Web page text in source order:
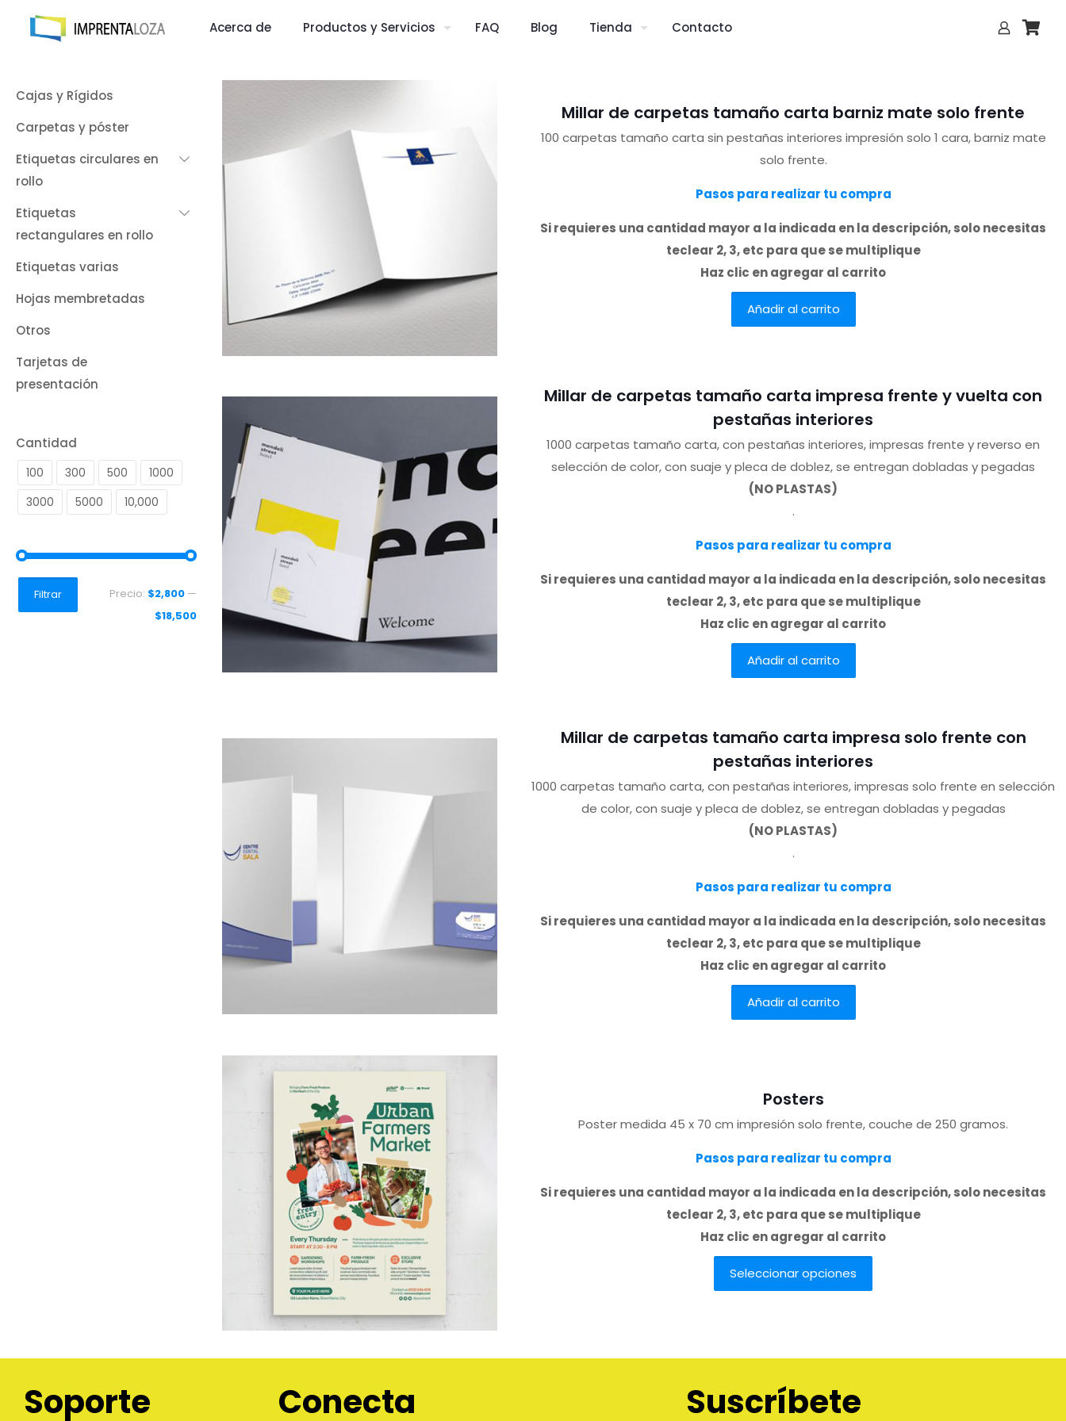
Acerca de Productos y Servicios FAQ Blog Tienda Contacto
Millar de carpetas tamaño carta barniz mate solo frente
100 carpetas tamaño carta sin pestañas interiores impresión solo 1 cara, barniz mate
solo frente.
Pasos para realizar tu compra
Si requieres una cantidad mayor a la indicada en la descripción, solo necesitas
teclear 2, 3, etc para que se multiplique
Haz clic en agregar al carrito
Añadir al carrito
Millar de carpetas tamaño carta impresa frente y vuelta con
pestañas interiores
1000 carpetas tamaño carta, con pestañas interiores, impresas frente y reverso en
selección de color, con suaje y pleca de doblez, se entregan dobladas y pegadas
(NO PLASTAS)
.
Pasos para realizar tu compra
Si requieres una cantidad mayor a la indicada en la descripción, solo necesitas
teclear 2, 3, etc para que se multiplique
Haz clic en agregar al carrito
Añadir al carrito
Millar de carpetas tamaño carta impresa solo frente con
pestañas interiores
1000 carpetas tamaño carta, con pestañas interiores, impresas solo frente en selección
de color, con suaje y pleca de doblez, se entregan dobladas y pegadas
(NO PLASTAS)
.
Pasos para realizar tu compra
Si requieres una cantidad mayor a la indicada en la descripción, solo necesitas
teclear 2, 3, etc para que se multiplique
Haz clic en agregar al carrito
Añadir al carrito
Posters
Poster medida 45 x 70 cm impresión solo frente, couche de 250 gramos.
Pasos para realizar tu compra
Si requieres una cantidad mayor a la indicada en la descripción, solo necesitas
teclear 2, 3, etc para que se multiplique
Haz clic en agregar al carrito
Seleccionar opciones
Este
Las
opciones
Cajas y Rígidos
Carpetas y póster
Etiquetas circulares en
rollo
Etiquetas
rectangulares en rollo
Etiquetas varias
Hojas membretadas
Otros
Tarjetas de
presentación
Cantidad
100 300 500
1000
3000
5000 10,000
Filtrar Precio: $2,800—
$18,500
Soporte Conecta Suscríbete